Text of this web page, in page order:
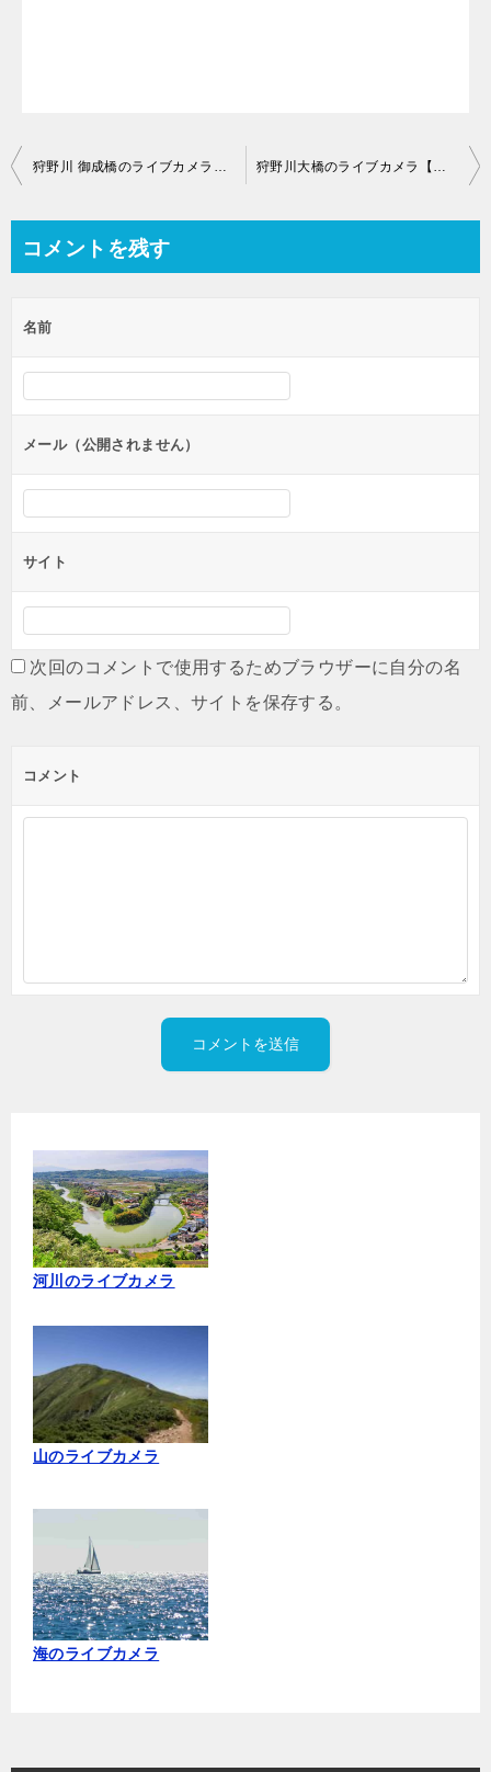
投
ビ
ー
シ
ン
狩野川 御成橋のライブカメラ【静岡県沼津市市場町】 狩野川大橋のライブカメラ【静岡県伊豆市】
コメントを残す
名前
メール（公開されません）
サイト
次回のコメントで使用するためブラウザーに自分の名
前、メールアドレス、サイトを保存する。
コメント
河川のライブカメラ
山のライブカメラ
海のライブカメラ